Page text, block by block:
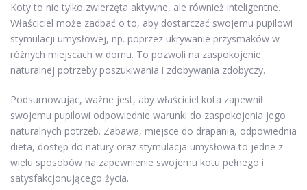
Koty to nie tylko zwierzęta aktywne, ale również inteligentne.
Właściciel może zadbać o to, aby dostarczać swojemu pupilowi
stymulacji umysłowej, np. poprzez ukrywanie przysmaków w
różnych miejscach w domu. To pozwoli na zaspokojenie
naturalnej potrzeby poszukiwania i zdobywania zdobyczy.
Podsumowując, ważne jest, aby właściciel kota zapewnił
swojemu pupilowi odpowiednie warunki do zaspokojenia jego
naturalnych potrzeb. Zabawa, miejsce do drapania, odpowiednia
dieta, dostęp do natury oraz stymulacja umysłowa to jedne z
wielu sposobów na zapewnienie swojemu kotu pełnego i
satysfakcjonującego życia.